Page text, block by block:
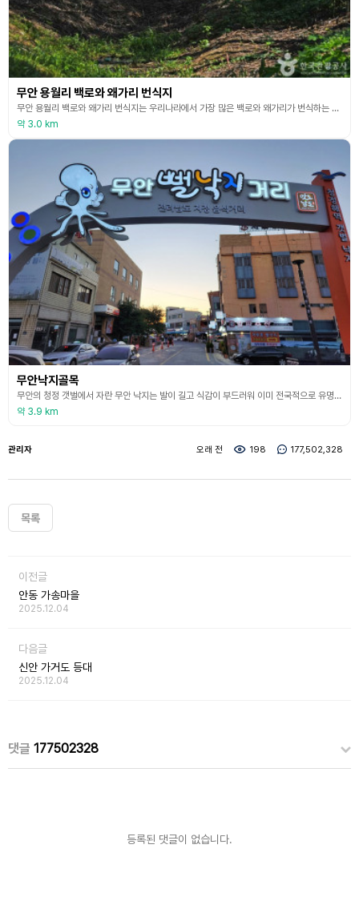
무안 용월리 백로와 왜가리 번식지
무안 용월리 백로와 왜가리 번식지는 우리나라에서 가장 많은 백로와 왜가리가 번식하는 장소 중의 하나이므로 천연기념물로 지정 및 보호하고 있다. 백로는 주로 열대에서 온대에 이르는 전 세계에 널리 번식하며 우리나라에서는 백두산 고원지대를 제외한 전 지역에서 번식한다. 이른 봄부터 늦가을까지 하천, 호수, 간석지 등에서 볼 수 있으며, 주로 소나무, 은행나무 등에 둥지를 만들어 번식한다. 왜가리는 우리나라의 백로과 조류 중에서 제일 큰 새로, 우리나라 전
약 3.0 km
무안낙지골목
무안의 청정 갯벌에서 자란 무안 낙지는 발이 길고 식감이 부드러워 이미 전국적으로 유명하다. 무안낙지골목은 뻘낙지로 유명한 무안의 명물이자, 관광 명소 중 하나로 자리매김하였다. 무안의 대표 수산물인 낙지의 고장답게 원산지 표시 의무를 철저히 준수하고 있으며, 이에 따라 믿고 먹을 수 있는 낙지 명소로 거듭나고 있다. 무안 버스터미널과 가까운 곳에 있어 방문하기 편리하며, 주차 타워가 마련되어 있어 차량을 갖고 방문하기도 편리하다. 식당과 시장 등이 공
약 3.9 km
관리자 오래 전 198 177,502,328
목록
이전글
안동 가송마을
2025.12.04
다음글
신안 가거도 등대
2025.12.04
댓글 177502328
등록된 댓글이 없습니다.